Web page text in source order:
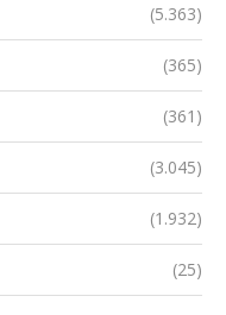
(5.363)
(365)
(361)
(3.045)
(1.932)
(25)